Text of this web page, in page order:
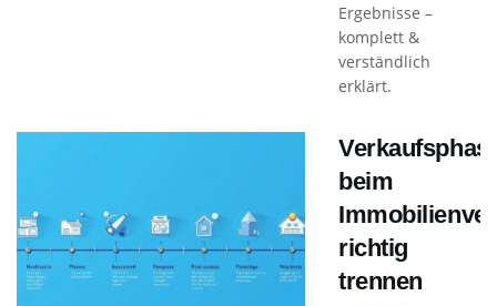
Ergebnisse –
komplett &
verständlich
erklärt.
beim
richtig
trennen